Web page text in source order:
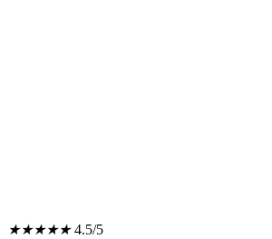
★★★★★ 4.5/5